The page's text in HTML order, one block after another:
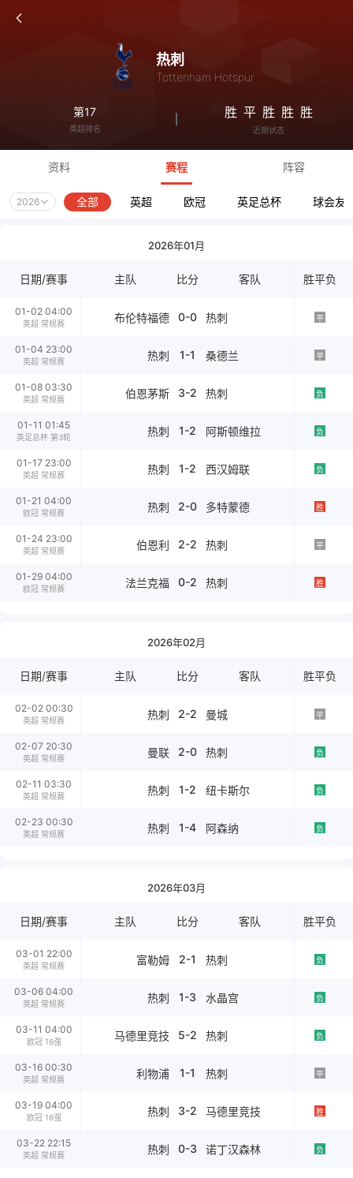
热刺
Tottenham Hotspur
第17
英超排名
胜 平 胜 胜 胜
近期状态
资料 赛程 阵容
2026 全部 英超 欧冠 英足总杯 球会友
2026年01月
日期/赛事 主队 比分 客队 胜平负
01-02 04:00
英超 常规赛 布伦特福德 0-0 热刺 平
01-04 23:00
英超 常规赛 热刺 1-1 桑德兰 平
01-08 03:30
英超 常规赛 伯恩茅斯 3-2 热刺 负
01-11 01:45
英足总杯 第3轮 热刺 1-2 阿斯顿维拉 负
01-17 23:00
英超 常规赛 热刺 1-2 西汉姆联 负
01-21 04:00
欧冠 常规赛 热刺 2-0 多特蒙德 胜
01-24 23:00
英超 常规赛 伯恩利 2-2 热刺 平
01-29 04:00
欧冠 常规赛 法兰克福 0-2 热刺 胜
2026年02月
日期/赛事 主队 比分 客队 胜平负
02-02 00:30
英超 常规赛 热刺 2-2 曼城 平
02-07 20:30
英超 常规赛 曼联 2-0 热刺 负
02-11 03:30
英超 常规赛 热刺 1-2 纽卡斯尔 负
02-23 00:30
英超 常规赛 热刺 1-4 阿森纳 负
2026年03月
日期/赛事 主队 比分 客队 胜平负
03-01 22:00
英超 常规赛 富勒姆 2-1 热刺 负
03-06 04:00
英超 常规赛 热刺 1-3 水晶宫 负
03-11 04:00
欧冠 16强 马德里竞技 5-2 热刺 负
03-16 00:30
英超 常规赛 利物浦 1-1 热刺 平
03-19 04:00
欧冠 16强 热刺 3-2 马德里竞技 胜
03-22 22:15
英超 常规赛 热刺 0-3 诺丁汉森林 负